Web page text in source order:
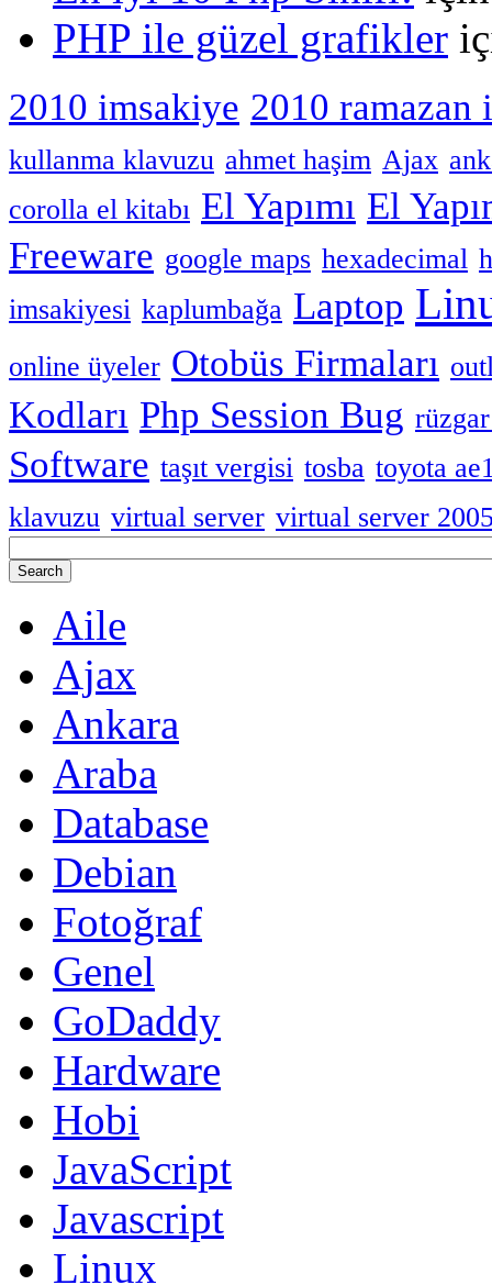
PHP ile güzel grafikler
2010 imsakiye 2010 ramazan
kullanma klavuzu ahmet haşim Ajax
corolla el kitabı El Yapımı El
Freeware google maps hexadecimal
imsakiyesi kaplumbağa Laptop
online üyeler Otobüs Firmaları
Kodları Php Session Bug
Software taşıt vergisi tosba toyota
klavuzu virtual server virtual server
Aile
Ajax
Ankara
Araba
Database
Debian
Fotoğraf
Genel
GoDaddy
Hardware
Hobi
JavaScript
Javascript
Linux